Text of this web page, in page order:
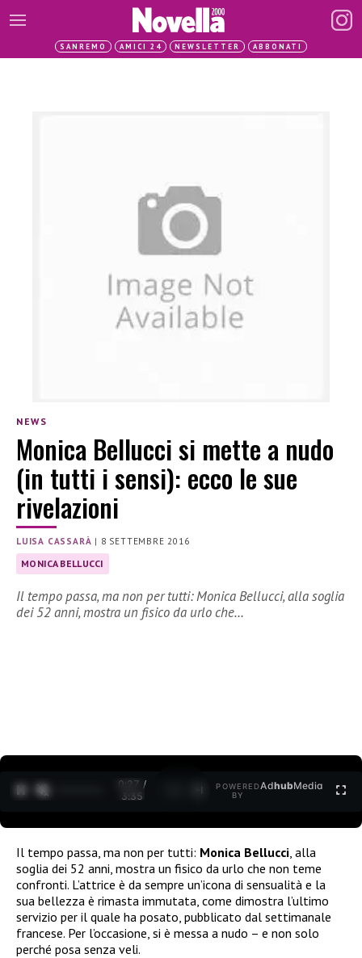
SANREMO AMICI 24 NEWSLETTER ABBONATI
NEWS
Monica Bellucci si mette a nudo
(in tutti i sensi): ecco le sue
rivelazioni
LUISA CASSARÀ | 8 SETTEMBRE 2016
MONICA BELLUCCI
Il tempo passa, ma non per tutti: Monica Bellucci, alla soglia
dei 52 anni, mostra un fisico da urlo che…
0:27 /
3:35
POWERED
BY
AdhubMedia
Il tempo passa, ma non per tutti: Monica Bellucci , alla
soglia dei 52 anni, mostra un fisico da urlo che non teme
confronti. L’attrice è da sempre un’icona di sensualità e la
sua bellezza è rimasta immutata, come dimostra l’ultimo
servizio per il quale ha posato, pubblicato dal settimanale
francese. Per l’occasione, si è messa a nudo – e non solo
perché posa senza veli.